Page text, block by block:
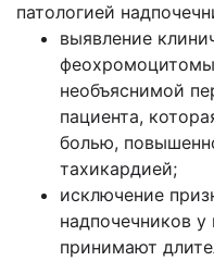
патологией
выявление
феохромоцитомы
необъяснимой
пациента,
болью,
тахикардией;
исключение
надпочечников
принимают